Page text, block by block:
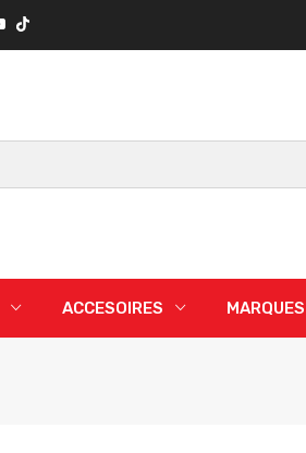
ACCESOIRES MARQUES